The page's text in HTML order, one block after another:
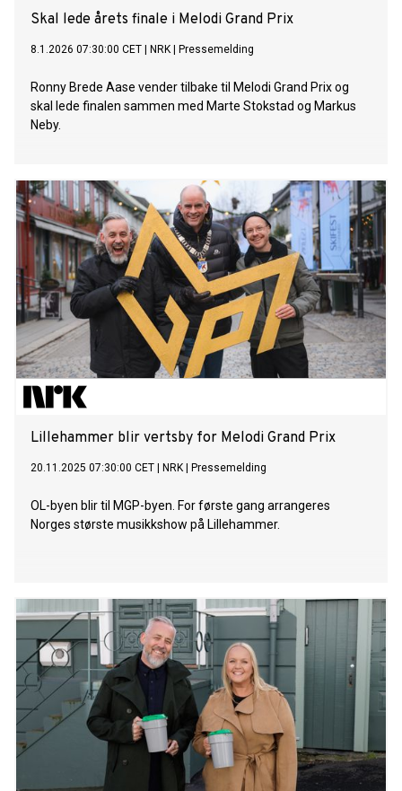
Skal lede årets finale i Melodi Grand Prix
8.1.2026 07:30:00 CET NRK Pressemelding
Ronny Brede Aase vender tilbake til Melodi Grand Prix og
skal lede finalen sammen med Marte Stokstad og Markus
Neby.
Lillehammer blir vertsby for Melodi Grand Prix
20.11.2025 07:30:00 CET NRK Pressemelding
OL-byen blir til MGP-byen. For første gang arrangeres
Norges største musikkshow på Lillehammer.